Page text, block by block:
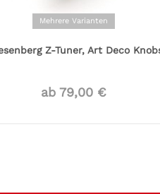
Mehrere Varianten
Z-Tuner, Art Deco
ab 79,00 €